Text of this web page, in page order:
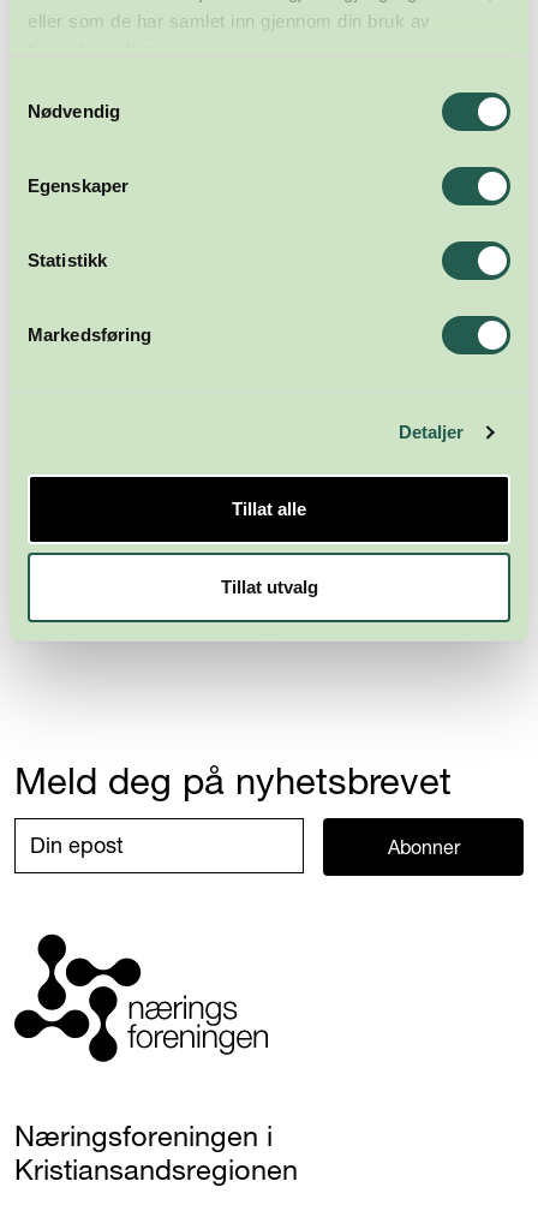
eller som de har samlet inn gjennom din bruk av
Nødvendig
Egenskaper
Statistikk
Markedsføring
Detaljer
Tillat alle
Tillat utvalg
Meld deg på nyhetsbrevet
Abonner
Næringsforeningen i
Kristiansandsregionen